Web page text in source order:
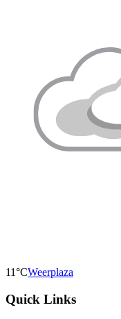
11°CWeerplaza
Quick Links